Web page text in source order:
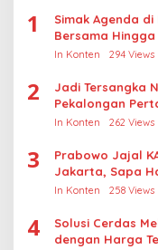
1
Simak Agenda
Bersama Hingga
In Konten 294 Views
2
Jadi Tersangka
Pekalongan
Kasus Rudapksa
In Konten 262 Views
3
Prabowo Jajal
Jakarta, Sapa
In Konten 258 Views
4
Solusi Cerdas
dengan Harga